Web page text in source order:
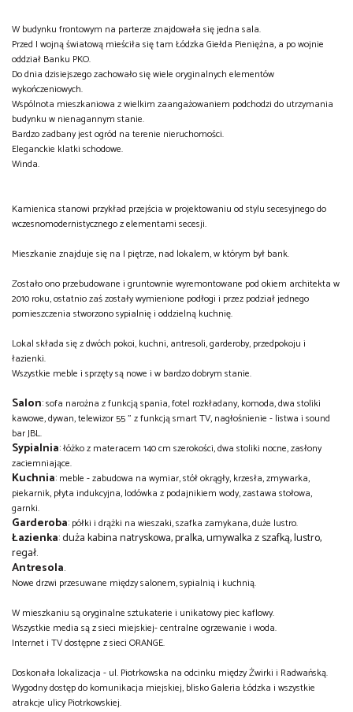
W budynku frontowym na parterze znajdowała się jedna sala.
Przed I wojną światową mieściła się tam Łódzka Giełda Pieniężna, a po wojnie
oddział Banku PKO.
Do dnia dzisiejszego zachowało się wiele oryginalnych elementów
wykończeniowych.
Wspólnota mieszkaniowa z wielkim zaangażowaniem podchodzi do utrzymania
budynku w nienagannym stanie.
Bardzo zadbany jest ogród na terenie nieruchomości.
Eleganckie klatki schodowe.
Winda.
Kamienica stanowi przykład przejścia w projektowaniu od stylu secesyjnego do
wczesnomodernistycznego z elementami secesji.
Mieszkanie znajduje się na I piętrze, nad lokalem, w którym był bank.
Zostało ono przebudowane i gruntownie wyremontowane pod okiem architekta w
2010 roku, ostatnio zaś zostały wymienione podłogi i przez podział jednego
pomieszczenia stworzono sypialnię i oddzielną kuchnię.
Lokal składa się z dwóch pokoi, kuchni, antresoli, garderoby, przedpokoju i
łazienki.
Wszystkie meble i sprzęty są nowe i w bardzo dobrym stanie.
Salon:sofa narożna z funkcją spania, fotel rozkładany, komoda, dwa stoliki
kawowe, dywan, telewizor 55 " z funkcją smart TV, nagłośnienie - listwa i sound
bar JBL.
Sypialnia:łóżko z materacem 140 cm szerokości, dwa stoliki nocne, zasłony
zaciemniające.
Kuchnia: meble - zabudowa na wymiar, stół okrągły, krzesła, zmywarka,
piekarnik, płyta indukcyjna, lodówka z podajnikiem wody, zastawa stołowa,
garnki.
Garderoba: półki i drążki na wieszaki, szafka zamykana, duże lustro.
Łazienka: duża kabina natryskowa, pralka, umywalka z szafką, lustro,
regał.
Antresola.
Nowe drzwi przesuwane między salonem, sypialnią i kuchnią.
W mieszkaniu są oryginalne sztukaterie i unikatowy piec kaflowy.
Wszystkie media są z sieci miejskiej- centralne ogrzewanie i woda.
Internet i TV dostępne z sieci ORANGE.
Doskonała lokalizacja - ul. Piotrkowska na odcinku między Żwirki i Radwańską.
Wygodny dostęp do komunikacja miejskiej, blisko Galeria Łódzka i wszystkie
atrakcje ulicy Piotrkowskiej.